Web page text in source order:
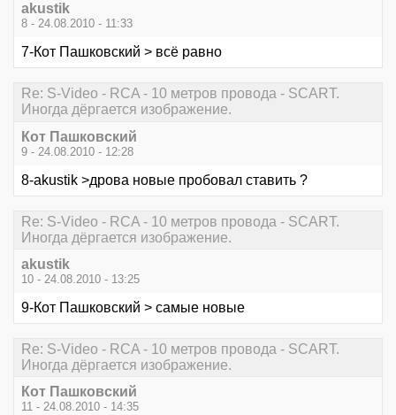
akustik
8 - 24.08.2010 - 11:33
7-Кот Пашковский > всё равно
Re: S-Video - RCA - 10 метров провода - SCART.
Иногда дёргается изображение.
Кот Пашковский
9 - 24.08.2010 - 12:28
8-akustik >дрова новые пробовал ставить ?
Re: S-Video - RCA - 10 метров провода - SCART.
Иногда дёргается изображение.
akustik
10 - 24.08.2010 - 13:25
9-Кот Пашковский > самые новые
Re: S-Video - RCA - 10 метров провода - SCART.
Иногда дёргается изображение.
Кот Пашковский
11 - 24.08.2010 - 14:35